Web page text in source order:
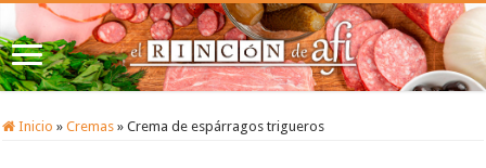
Inicio » Cremas » Crema de espárragos trigueros